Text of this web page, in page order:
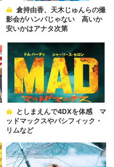
影会がハンパじゃない 高いか
安いかはアナタ次第
ッドマックスやパシフィック・
リムなど